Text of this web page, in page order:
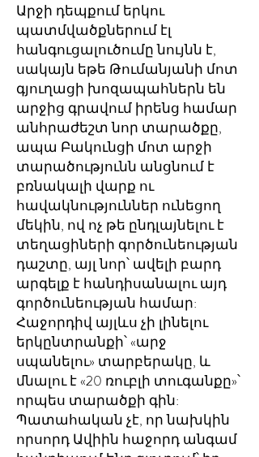
Արջի դեպքում երկու
պատմվածքներում էլ
հանգուցալուծումը նույնն է,
սակայն եթե Թումանյանի մոտ
գյուղացի խոզապահներն են
արջից գրավում իրենց համար
անհրաժեշտ նոր տարածքը,
ապա Բակունցի մոտ արջի
տարածությունն անցնում է
բռնակալի վարք ու
հավակնություններ ունեցող
մեկին, ով ոչ թե ընդլայնելու է
տեղացիների գործունեության
դաշտը, այլ նոր՝ ավելի բարդ
արգելք է հանդիսանալու այդ
գործունեության համար:
Հաջորդիվ այլևս չի լինելու
երկընտրանքի՝ «արջ
սպանելու» տարբերակը, և
մնալու է «20 ռուբլի տուգանքը»՝
որպես տարածքի գին:
Պատահական չէ, որ նախկին
որսորդ Ավիին հաջորդ անգամ